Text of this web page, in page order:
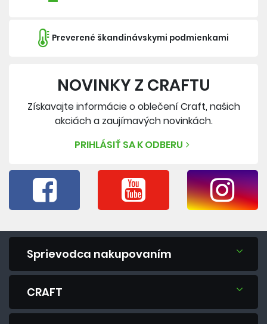
Preverené škandinávskymi podmienkami
NOVINKY Z CRAFTU
Získavajte informácie o oblečení Craft, našich
akciách a zaujímavých novinkách.
PRIHLÁSIŤ SA K ODBERU
Sprievodca nakupovaním
CRAFT